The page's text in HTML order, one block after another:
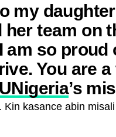
my daughter
her team on
am so proud
You are a
’s
kasance abin